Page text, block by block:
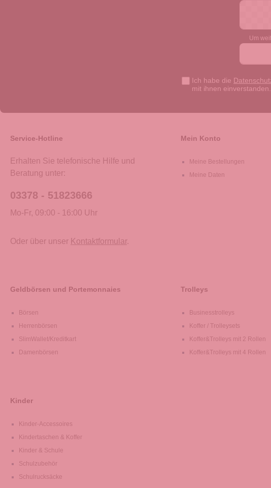
Um
Ich habe die
mit ihnen einverstanden.
Service-Hotline
Erhalten Sie telefonische Hilfe und
Beratung unter:
03378 - 51823666
Mo-Fr, 09:00 - 16:00 Uhr
Oder über unser Kontaktformular.
Mein Konto
Meine Bestellungen
Meine Daten
Geldbörsen und Portemonnaies
Börsen
Herrenbörsen
SlimWallet/Kreditkart
Damenbörsen
Trolleys
Businesstrolleys
Koffer / Trolleysets
Koffer&Trolleys mit 2 Rollen
Koffer&Trolleys mit 4 Rollen
Kinder
Kinder-Accessoires
Kindertaschen & Koffer
Kinder & Schule
Schulzubehör
Schulrucksäcke